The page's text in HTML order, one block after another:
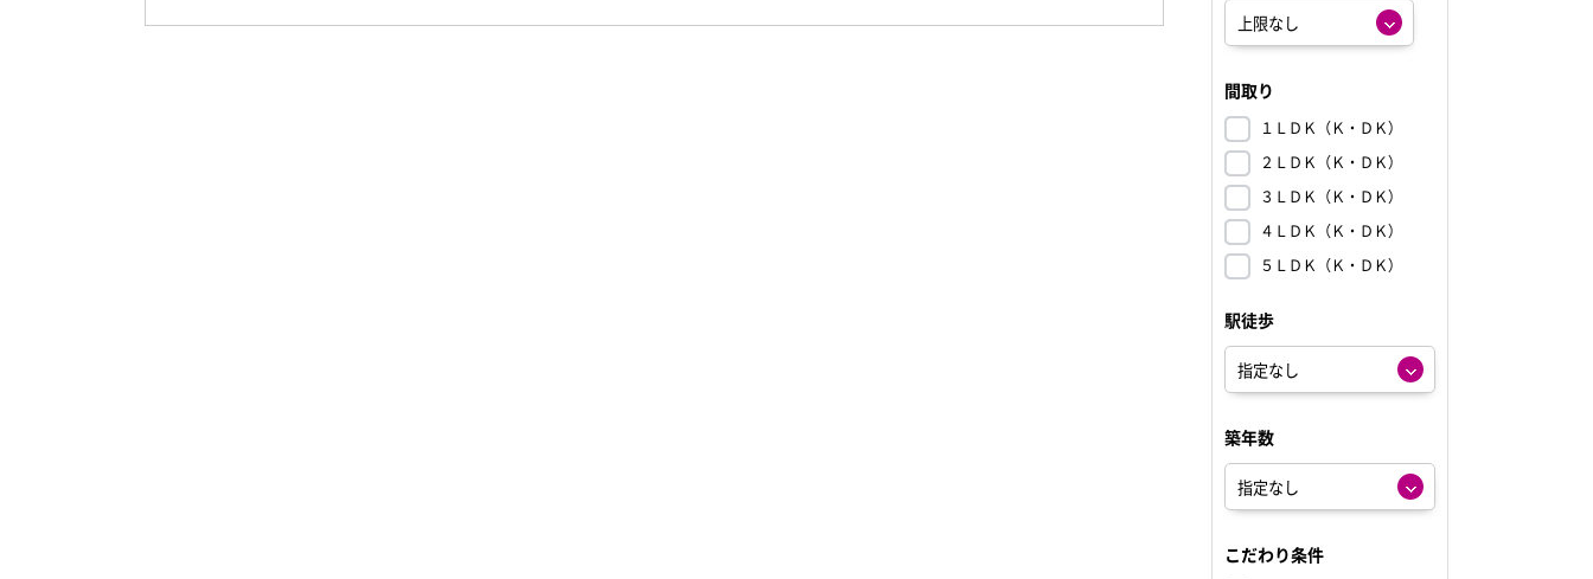
間取り
１ＬＤＫ（Ｋ・ＤＫ）
２ＬＤＫ（Ｋ・ＤＫ）
３ＬＤＫ（Ｋ・ＤＫ）
４ＬＤＫ（Ｋ・ＤＫ）
５ＬＤＫ（Ｋ・ＤＫ）
駅徒歩
築年数
こだわり条件